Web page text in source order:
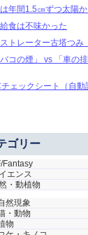
年間1.5㎝ずつ太陽
食は不味かった
トレーター古塔つみ
バコの煙」 vs 「車の
ェックシート（自動
ゴリー
Fantasy
エンス
・動植物
然現象
・動物
物